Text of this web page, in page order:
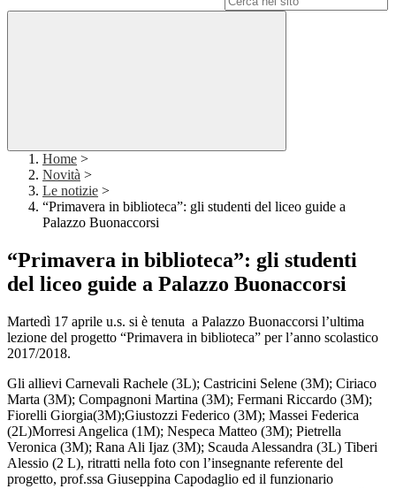
Home >
Novità >
Le notizie >
“Primavera in biblioteca”: gli studenti del liceo guide a
Palazzo Buonaccorsi
“Primavera in biblioteca”: gli studenti
del liceo guide a Palazzo Buonaccorsi
Martedì 17 aprile u.s. si è tenuta a Palazzo Buonaccorsi l’ultima
lezione del progetto “Primavera in biblioteca” per l’anno scolastico
2017/2018.
Gli allievi Carnevali Rachele (3L); Castricini Selene (3M); Ciriaco
Marta (3M); Compagnoni Martina (3M); Fermani Riccardo (3M);
Fiorelli Giorgia(3M);Giustozzi Federico (3M); Massei Federica
(2L)Morresi Angelica (1M); Nespeca Matteo (3M); Pietrella
Veronica (3M); Rana Ali Ijaz (3M); Scauda Alessandra (3L) Tiberi
Alessio (2 L), ritratti nella foto con l’insegnante referente del
progetto, prof.ssa Giuseppina Capodaglio ed il funzionario